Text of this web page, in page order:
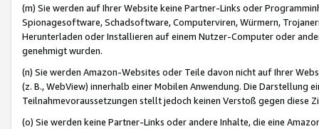
(m) Sie werden auf Ihrer Website keine Partner-Links oder
Spionagesoftware, Schadsoftware, Computerviren, Würmern,
Herunterladen oder Installieren auf einem Nutzer-Computer oder
genehmigt wurden.
(n) Sie werden Amazon-Websites oder Teile davon nicht auf Ihrer
(z. B., WebView) innerhalb einer Mobilen Anwendung. Die Darstellung
Teilnahmevoraussetzungen stellt jedoch keinen Verstoß gegen diese
(o) Sie werden keine Partner-Links oder andere Inhalte, die eine